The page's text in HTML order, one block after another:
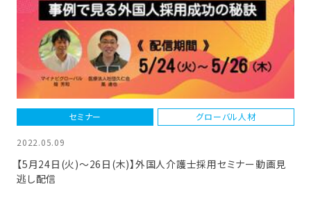
セミナー グローバル人材
2022.05.09
【5月24日(火)～26日(木)】外国人介護士採用セミナー動画見
逃し配信